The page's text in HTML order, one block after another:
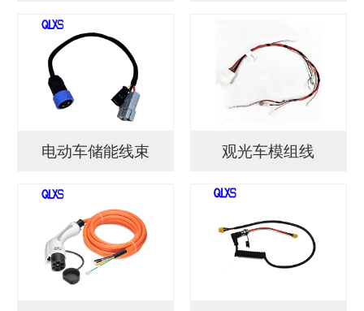
电动车储能线束 观光车模组线